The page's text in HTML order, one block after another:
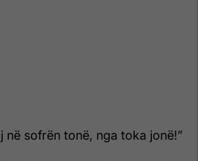
në sofrën tonë, nga toka jonë!”